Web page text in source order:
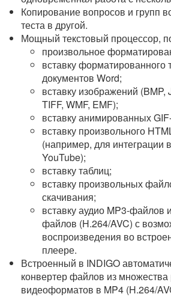
Копирование вопросов и групп
теста в другой.
Мощный текстовый процессор,
произвольное
вставку форматированного
документов Word;
вставку изображений (BMP,
TIFF, WMF, EMF);
вставку анимированных
вставку произвольного
(например, для интеграции
YouTube);
вставку таблиц;
вставку произвольных
скачивания;
вставку аудио MP3-файлов
файлов (H.264/AVC) с
воспроизведения во
плеере.
Встроенный в INDIGO
конвертер файлов из
видеоформатов в MP4 (H.264/